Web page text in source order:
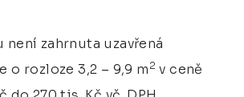
není zahrnuta uzavřená
o rozloze 3,2 – 9,9 m 2 v ceně